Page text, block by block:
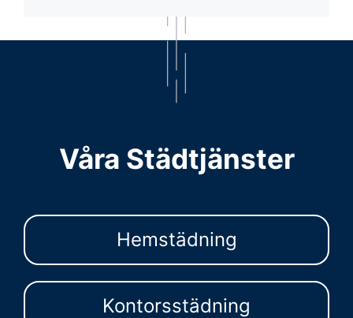
Våra Städtjänster
Hemstädning
Kontorsstädning